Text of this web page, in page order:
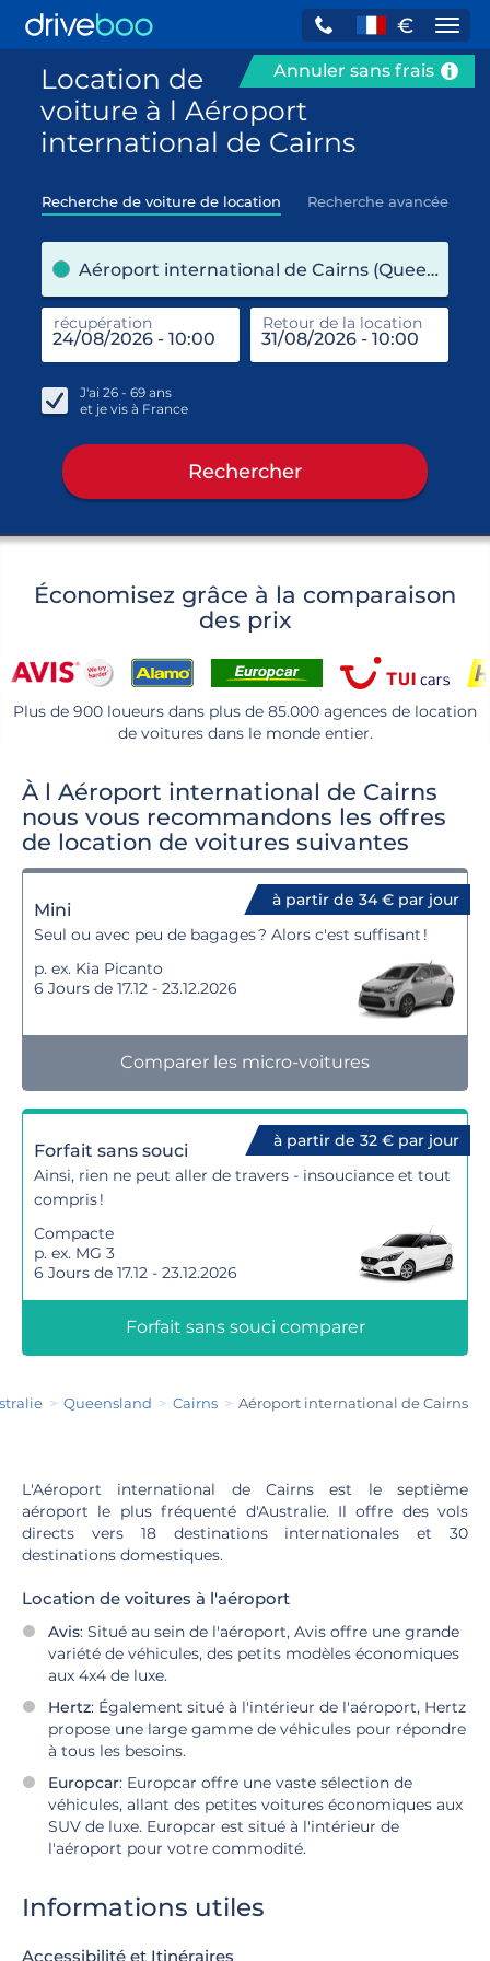
€
Annuler sans frais
Location de
voiture à l Aéroport
international de Cairns
Recherche de voiture de location Recherche avancée
Aéroport international de Cairns (Queensland / Australie)
récupération Retour de la location
J'ai 26 - 69 ans
et je vis à France
Rechercher
Économisez grâce à la comparaison
des prix
Plus de 900 loueurs dans plus de 85.000 agences de location
de voitures dans le monde entier.
À l Aéroport international de Cairns
nous vous recommandons les offres
de location de voitures suivantes
à partir de 34 € par jour
Mini
Seul ou avec peu de bagages ? Alors c'est suffisant !
p. ex. Kia Picanto
6 Jours de 17.12 - 23.12.2026
Comparer les micro-voitures
à partir de 32 € par jour
Forfait sans souci
Ainsi, rien ne peut aller de travers - insouciance et tout
compris !
Compacte
p. ex. MG 3
6 Jours de 17.12 - 23.12.2026
Forfait sans souci comparer
Queensland Cairns Aéroport international de Cairns
L'Aéroport international de Cairns est le septième
aéroport le plus fréquenté d'Australie. Il offre des vols
directs vers 18 destinations internationales et 30
destinations domestiques.
Location de voitures à l'aéroport
Avis: Situé au sein de l'aéroport, Avis offre une grande
variété de véhicules, des petits modèles économiques
aux 4x4 de luxe.
Hertz: Également situé à l'intérieur de l'aéroport, Hertz
propose une large gamme de véhicules pour répondre
à tous les besoins.
Europcar: Europcar offre une vaste sélection de
véhicules, allant des petites voitures économiques aux
SUV de luxe. Europcar est situé à l'intérieur de
l'aéroport pour votre commodité.
Informations utiles
Accessibilité et Itinéraires